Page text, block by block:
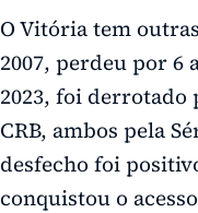
O Vitória tem
2007, perdeu por 6
2023, foi derrotado
CRB, ambos pela
desfecho foi
conquistou o